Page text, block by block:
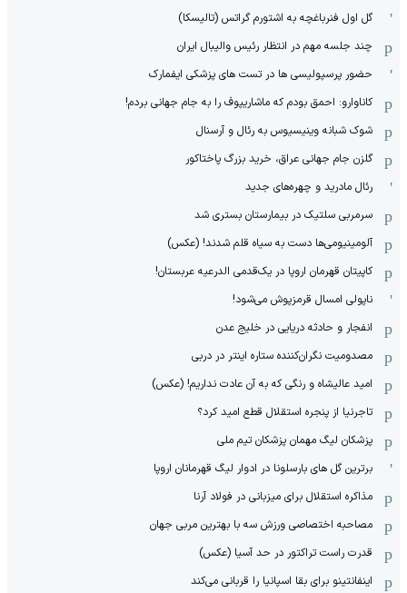
گل اول فنرباغچه به اشتورم گراتس (تالیسکا)
چند جلسه مهم در انتظار رئیس والیبال ایران
حضور پرسپولیسی ها در تست های پزشکی ایفمارک
کاناوارو: احمق بودم که ماشاریپوف را به جام جهانی بردم!
شوک شبانه وینیسیوس به رئال و آرسنال
گلزن جام جهانی عراق، خرید بزرگ پاختاکور
رئال مادرید و چهره‌های جدید
سرمربی سلتیک در بیمارستان بستری شد
آلومینیومی‌ها دست به سیاه قلم شدند! (عکس)
کاپیتان قهرمان اروپا در یک‌قدمی الدرعیه عربستان!
ناپولی امسال قرمزپوش می‌شود!
انفجار و حادثه دریایی در خلیج عدن
مصدومیت نگران‌کننده ستاره اینتر در دربی
امید عالیشاه و رنگی که به آن عادت نداریم! (عکس)
تاجرنیا از پنجره استقلال قطع امید کرد؟
پزشکان لیگ مهمان پزشکان تیم ملی
برترین گل های بارسلونا در ادوار لیگ قهرمانان اروپا
مذاکره استقلال برای میزبانی در فولاد آرنا
مصاحبه اختصاصی ورزش سه با بهترین مربی جهان
قدرت راست تراکتور در حد آسیا (عکس)
اینفانتینو برای بقا اسپانیا را قربانی می‌کند